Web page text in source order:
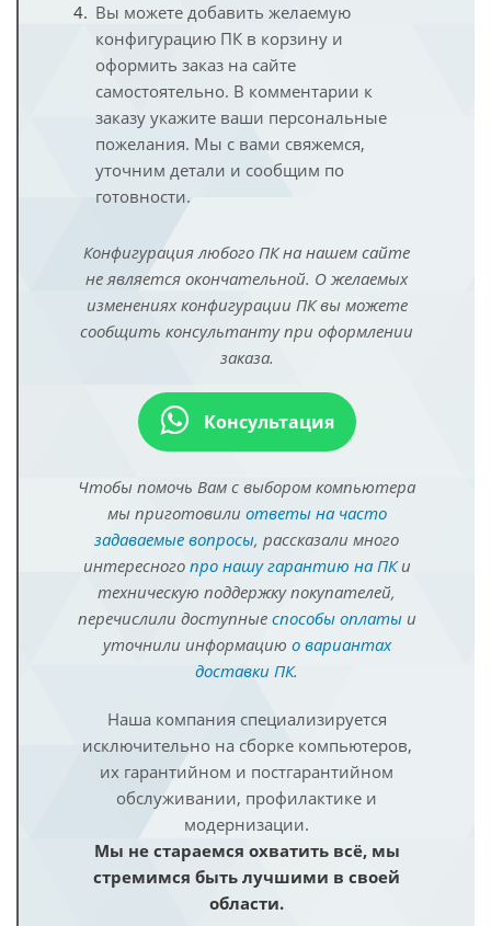
Вы можете добавить желаемую
конфигурацию ПК в корзину и
оформить заказ на сайте
самостоятельно. В комментарии к
заказу укажите ваши персональные
пожелания. Мы с вами свяжемся,
уточним детали и сообщим по
готовности.
Конфигурация любого ПК на нашем сайте
не является окончательной. О желаемых
изменениях конфигурации ПК вы можете
сообщить консультанту при оформлении
заказа.
Консультация
Чтобы помочь Вам с выбором компьютера
мы приготовили ответы на часто
задаваемые вопросы, рассказали много
интересного про нашу гарантию на ПКи
техническую поддержку покупателей,
перечислили доступные способы оплатыи
уточнили информацию о вариантах
доставки ПК.
Наша компания специализируется
исключительно на сборке компьютеров,
их гарантийном и постгарантийном
обслуживании, профилактике и
модернизации.
Мы не стараемся охватить всё, мы
стремимся быть лучшими в своей
области.